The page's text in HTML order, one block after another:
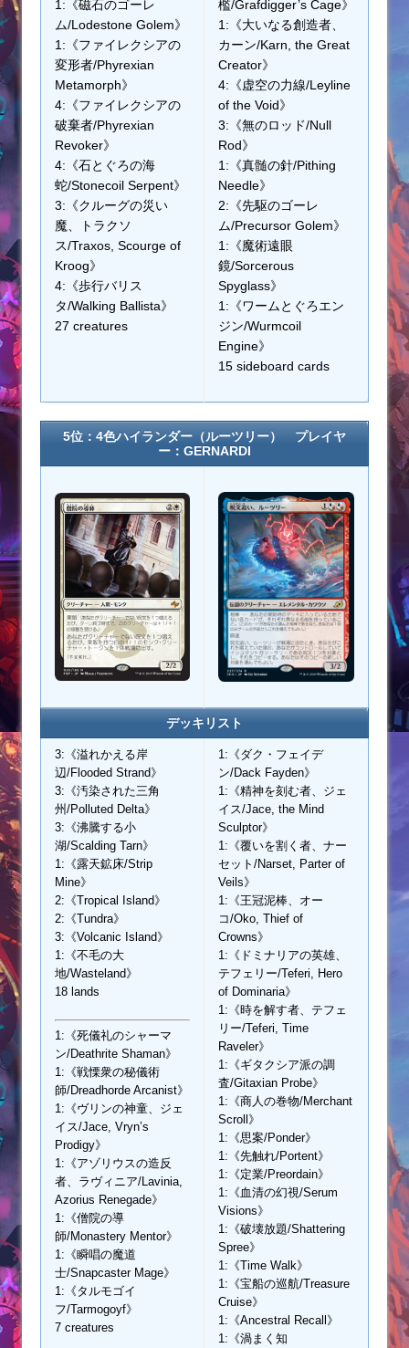
1:《磁石のゴーレ
ム/Lodestone Golem》
1:《ファイレクシアの
変形者/Phyrexian
Metamorph》
4:《ファイレクシアの
破棄者/Phyrexian
Revoker》
4:《石とぐろの海
蛇/Stonecoil Serpent》
3:《クルーグの災い
魔、トラクソ
ス/Traxos, Scourge of
Kroog》
4:《歩行バリス
タ/Walking Ballista》
27 creatures
檻/Grafdigger’s Cage》
1:《大いなる創造者、
カーン/Karn, the Great
Creator》
4:《虚空の力線/Leyline
of the Void》
3:《無のロッド/Null
Rod》
1:《真髄の針/Pithing
Needle》
2:《先駆のゴーレ
ム/Precursor Golem》
1:《魔術遠眼
鏡/Sorcerous
Spyglass》
1:《ワームとぐろエン
ジン/Wurmcoil
Engine》
15 sideboard cards
5位：4色ハイランダー（ルーツリー） プレイヤ
ー：GERNARDI
デッキリスト
3:《溢れかえる岸
辺/Flooded Strand》
3:《汚染された三角
州/Polluted Delta》
3:《沸騰する小
湖/Scalding Tarn》
1:《露天鉱床/Strip
Mine》
2:《Tropical Island》
2:《Tundra》
3:《Volcanic Island》
1:《不毛の大
地/Wasteland》
18 lands
1:《死儀礼のシャーマ
ン/Deathrite Shaman》
1:《戦慄衆の秘儀術
師/Dreadhorde Arcanist》
1:《ヴリンの神童、ジェ
イス/Jace, Vryn’s
Prodigy》
1:《アゾリウスの造反
者、ラヴィニア/Lavinia,
Azorius Renegade》
1:《僧院の導
師/Monastery Mentor》
1:《瞬唱の魔道
士/Snapcaster Mage》
1:《タルモゴイ
フ/Tarmogoyf》
7 creatures
1:《ダク・フェイデ
ン/Dack Fayden》
1:《精神を刻む者、ジェ
イス/Jace, the Mind
Sculptor》
1:《覆いを割く者、ナー
セット/Narset, Parter of
Veils》
1:《王冠泥棒、オー
コ/Oko, Thief of
Crowns》
1:《ドミナリアの英雄、
テフェリー/Teferi, Hero
of Dominaria》
1:《時を解す者、テフェ
リー/Teferi, Time
Raveler》
1:《ギタクシア派の調
査/Gitaxian Probe》
1:《商人の巻物/Merchant
Scroll》
1:《思案/Ponder》
1:《先触れ/Portent》
1:《定業/Preordain》
1:《血清の幻視/Serum
Visions》
1:《破壊放題/Shattering
Spree》
1:《Time Walk》
1:《宝船の巡航/Treasure
Cruise》
1:《Ancestral Recall》
1:《渦まく知